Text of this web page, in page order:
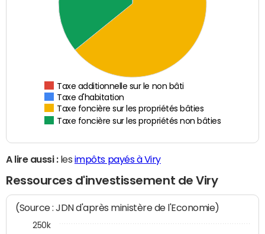
Taxe additionnelle sur le non bâti
Taxe d'habitation
Taxe foncière sur les propriétés bâties
Taxe foncière sur les propriétés non bâties
A lire aussi :les impôts payés à Viry
Ressources d'investissement de Viry
(Source : JDN d'après ministère de l'Economie)
250k